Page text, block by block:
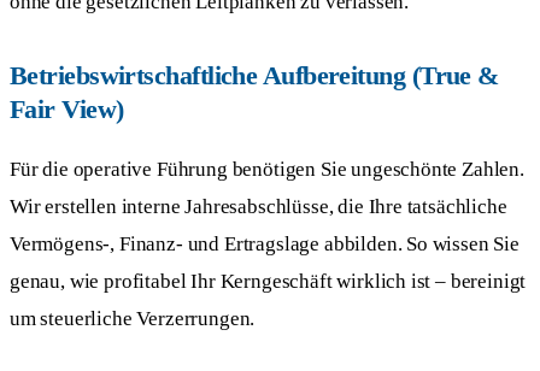
Betriebswirtschaftliche Aufbereitung (True &
Fair View)
Für die operative Führung benötigen Sie ungeschönte Zahlen.
Wir erstellen interne Jahresabschlüsse, die Ihre tatsächliche
Vermögens-, Finanz- und Ertragslage abbilden. So wissen Sie
genau, wie profitabel Ihr Kerngeschäft wirklich ist – bereinigt
um steuerliche Verzerrungen.